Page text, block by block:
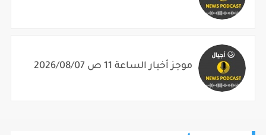
موجز أخبار الساعة 11 ص 2026/08/07